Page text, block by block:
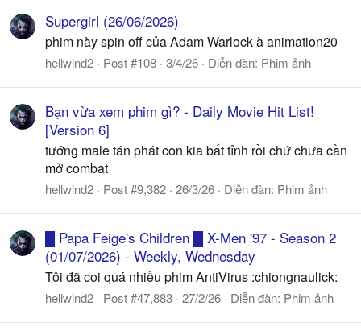
Supergirl (26/06/2026)
phim này spin off của Adam Warlock à animation20
hellwind2 Post #108 3/4/26 Diễn đàn: Phim ảnh
Bạn vừa xem phim gì? - Daily Movie Hit List!
[Version 6]
tướng male tán phát con kia bất tỉnh rồi chứ chưa cần
mở combat
hellwind2 Post #9,382 26/3/26 Diễn đàn: Phim ảnh
█ Papa Feige's Children █ X-Men '97 - Season 2
(01/07/2026) - Weekly, Wednesday
Tôi đã coi quá nhiều phim AntiVirus :chiongnaulick:
hellwind2 Post #47,883 27/2/26 Diễn đàn: Phim ảnh